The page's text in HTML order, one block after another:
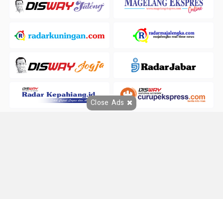
Close Ads